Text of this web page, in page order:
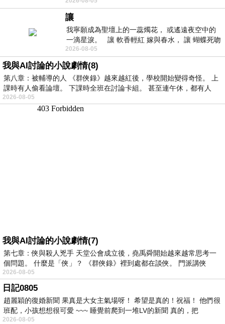
讓
我寧願成為聖壇上的一蕊燭花， 或遙遠夜空中的
一滴星淚。 讓 軟香輕紅 嫁與春水， 讓 蝴蝶死吻
夏日最後一瓣玫瑰， 讓
2026-08-05
我與AI討論的小說劇情(8)
第八章：被輔導的人 《群俠錄》越來越紅後，學校開始變得奇怪。 上
課時有人偷看論壇。 下課時全班在討論卡組。 甚至連午休，都有人
2026-08-05
我與AI討論的小說劇情(7)
第七章：俠與殺人兇手 天堂公會成立後，堯禹舜開始越來越常思考一
個問題。 什麼是「俠」？ 《群俠錄》裡到處都在談俠。 門派講俠
2026-08-05
日記0805
趙麗穎的復婚新聞 果真是大女主氣場呀！ 希望是真的！祝福！ 他們很
班配，小孩想想很可愛 ~~~ 睡覺前爬到一堆LV的新聞 真的，把
2026-08-05